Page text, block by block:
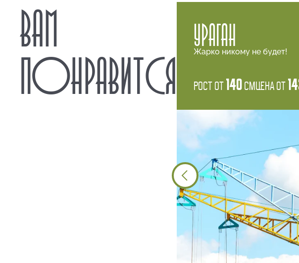
В целях безопасности на
— кататься со свисающими
— курить, принимать пищу,
острые, длинные и
— вести фото и видео
— посетителям запрещено
— заходить на территорию
условиям или при
— вводить в заблуждение
грубо себя вести, мешать
— во избежание
посадочного модуля руки и
с посадочных мест;
При неблагоприятных
Запрещено входить на
и высадка посетителей
контролируется
ВАМ
ПОНРАВИТСЯ
УРАГАН
Жарко никому не будет!
Рост от 140 смЦена от